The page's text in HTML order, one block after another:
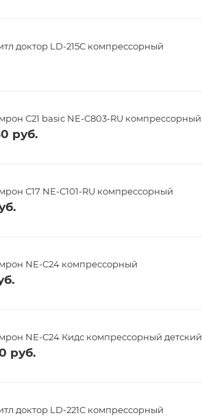
доктор LD-215C компрессорный
С21 basic NE-C803-RU компрессорный
руб.
С17 NE-C101-RU компрессорный
NE-C24 компрессорный
NE-C24 Кидс компрессорный детский
руб.
доктор LD-221C компрессорный